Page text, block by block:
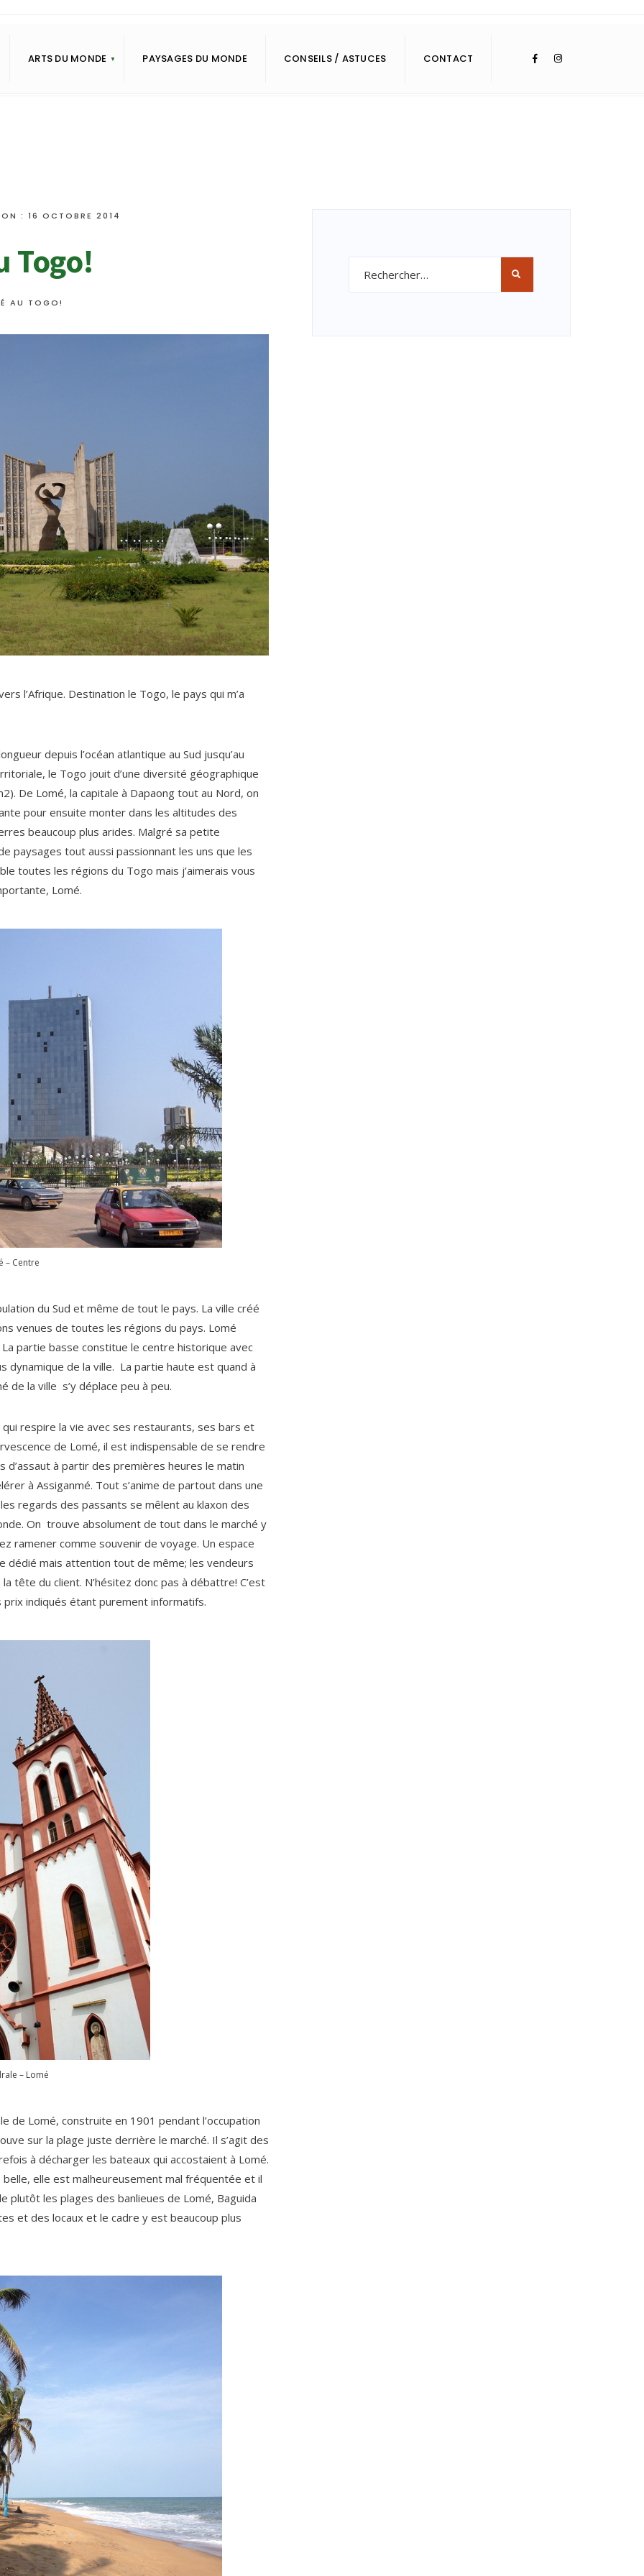
ARTS DU MONDE PAYSAGES DU MONDE CONSEILS / ASTUCES CONTACT
: 16 OCTOBRE 2014
Togo!
AU TOGO!
l’Afrique. Destination le Togo, le pays qui m’a
depuis l’océan atlantique au Sud jusqu’au
le Togo jouit d’une diversité géographique
De Lomé, la capitale à Dapaong tout au Nord, on
pour ensuite monter dans les altitudes des
beaucoup plus arides. Malgré sa petite
paysages tout aussi passionnant les uns que les
toutes les régions du Togo mais j’aimerais vous
Lomé.
– Centre
du Sud et même de tout le pays. La ville créé
venues de toutes les régions du pays. Lomé
partie basse constitue le centre historique avec
de la ville. La partie haute est quand à
de la ville s’y déplace peu à peu.
respire la vie avec ses restaurants, ses bars et
de Lomé, il est indispensable de se rendre
d’assaut à partir des premières heures le matin
à Assiganmé. Tout s’anime de partout dans une
regards des passants se mêlent au klaxon des
On trouve absolument de tout dans le marché y
ramener comme souvenir de voyage. Un espace
dédié mais attention tout de même; les vendeurs
tête du client. N’hésitez donc pas à débattre! C’est
prix indiqués étant purement informatifs.
– Lomé
de Lomé, construite en 1901 pendant l’occupation
sur la plage juste derrière le marché. Il s’agit des
à décharger les bateaux qui accostaient à Lomé.
elle est malheureusement mal fréquentée et il
plutôt les plages des banlieues de Lomé, Baguida
et des locaux et le cadre y est beaucoup plus